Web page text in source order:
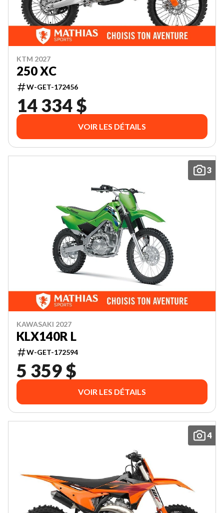
KTM 2027
250 XC
W-GET-172456
14 334 $
VOIR LES DÉTAILS
3
KAWASAKI 2027
KLX140R L
W-GET-172594
5 359 $
VOIR LES DÉTAILS
4